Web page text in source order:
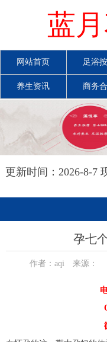
蓝
网站首页 足浴
养生资讯 商务
更新时间：2026-8-7
孕七
作者：aqi 来源：